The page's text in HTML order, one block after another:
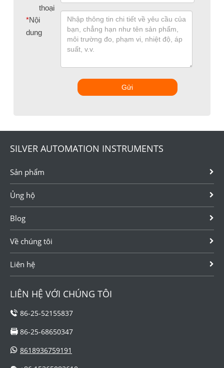
thoại
*Nội
dung
Gửi
SILVER AUTOMATION INSTRUMENTS
Sản phẩm
Ủng hộ
Blog
Về chúng tôi
Liên hệ
LIÊN HỆ VỚI CHÚNG TÔI
86-25-52155837
86-25-68650347
8618936759191